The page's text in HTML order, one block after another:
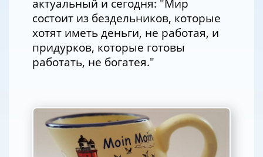
актуальный и сегодня: "Мир
состоит из бездельников, которые
хотят иметь деньги, не работая, и
придурков, которые готовы
работать, не богатея."